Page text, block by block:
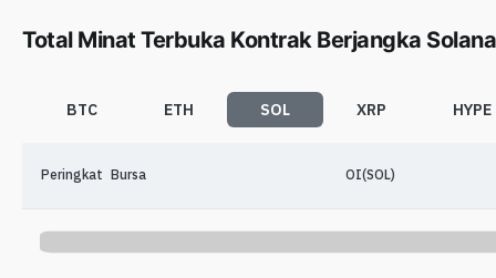
Total Minat Terbuka Kontrak Berjangka Solana
BTC ETH SOL XRP HYPE
Peringkat Bursa OI(SOL)